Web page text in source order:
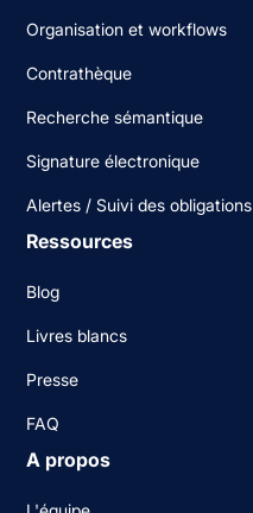
Organisation et workflows
Contrathèque
Recherche sémantique
Signature électronique
Alertes / Suivi des obligations
Ressources
Blog
Livres blancs
Presse
FAQ
A propos